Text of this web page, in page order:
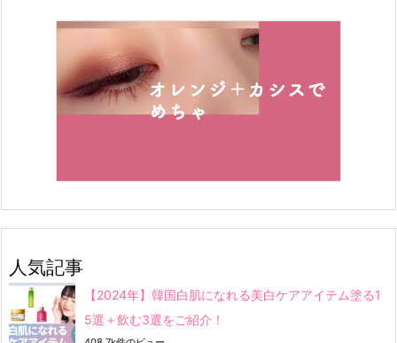
人気記事
【2024年】韓国白肌になれる美白ケアアイテム塗る1
5選＋飲む3選をご紹介！